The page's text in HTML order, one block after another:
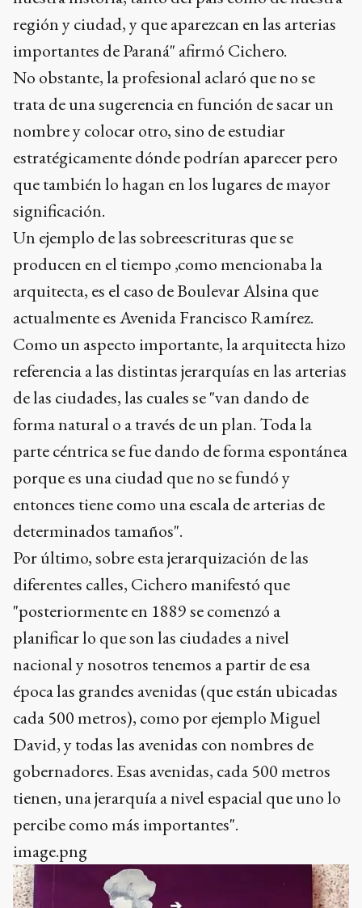
región y ciudad, y que aparezcan en las arterias
importantes de Paraná" afirmó Cichero.
No obstante, la profesional aclaró que no se
trata de una sugerencia en función de sacar un
nombre y colocar otro, sino de estudiar
estratégicamente dónde podrían aparecer pero
que también lo hagan en los lugares de mayor
significación.
Un ejemplo de las sobreescrituras que se
producen en el tiempo ,como mencionaba la
arquitecta, es el caso de Boulevar Alsina que
actualmente es Avenida Francisco Ramírez.
Como un aspecto importante, la arquitecta hizo
referencia a las distintas jerarquías en las arterias
de las ciudades, las cuales se "van dando de
forma natural o a través de un plan. Toda la
parte céntrica se fue dando de forma espontánea
porque es una ciudad que no se fundó y
entonces tiene como una escala de arterias de
determinados tamaños".
Por último, sobre esta jerarquización de las
diferentes calles, Cichero manifestó que
"posteriormente en 1889 se comenzó a
planificar lo que son las ciudades a nivel
nacional y nosotros tenemos a partir de esa
época las grandes avenidas (que están ubicadas
cada 500 metros), como por ejemplo Miguel
David, y todas las avenidas con nombres de
gobernadores. Esas avenidas, cada 500 metros
tienen, una jerarquía a nivel espacial que uno lo
percibe como más importantes".
image.png